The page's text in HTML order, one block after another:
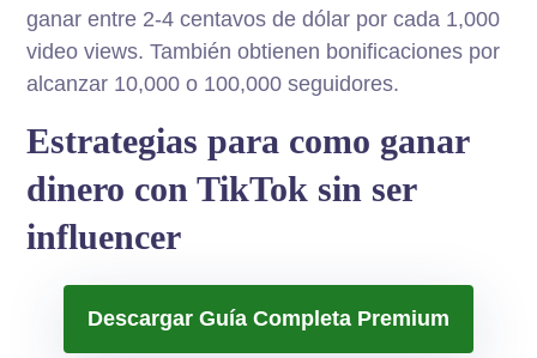
ganar entre 2-4 centavos de dólar por cada 1,000
video views. También obtienen bonificaciones por
alcanzar 10,000 o 100,000 seguidores.
Estrategias para como ganar
dinero con TikTok sin ser
influencer
Descargar Guía Completa Premium